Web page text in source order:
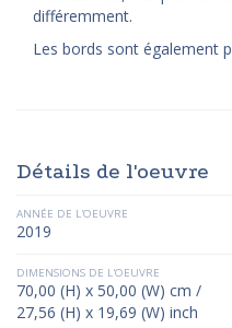
différemment.
Les bords sont également
Détails de l'oeuvre
ANNÉE DE L'OEUVRE
2019
DIMENSIONS DE L'OEUVRE
70,00 (H) x 50,00 (W) cm /
27,56 (H) x 19,69 (W) inch